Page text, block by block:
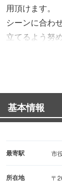
用頂けます。
シーンに合わ
立てるよう努め
※7,150円以上
・懐石おまか
日までに要予
基本情報
最寄駅 市
所在地
〒